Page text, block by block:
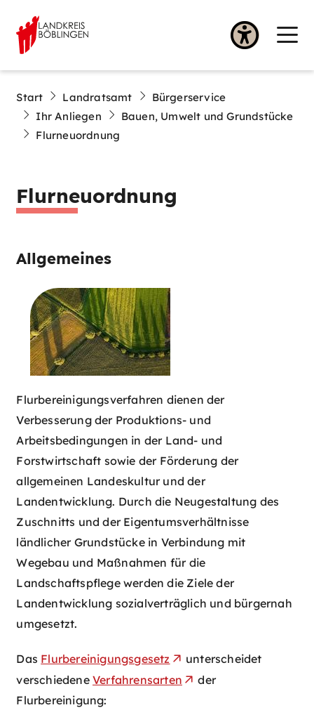
Start Landratsamt
Bürgerservice
Ihr Anliegen
Bauen, Umwelt und Grundstücke
Flurneuordnung
Flurneuordnung
Allgemeines
Flurbereinigungsverfahren dienen der
Verbesserung der Produktions- und
Arbeitsbedingungen in der Land- und
Forstwirtschaft sowie der Förderung der
allgemeinen Landeskultur und der
Landentwicklung. Durch die Neugestaltung des
Zuschnitts und der Eigentumsverhältnisse
ländlicher Grundstücke in Verbindung mit
Wegebau und Maßnahmen für die
Landschaftspflege werden die Ziele der
Landentwicklung sozialverträglich und bürgernah
umgesetzt.
Das Flurbereinigungsgesetz
unterscheidet
verschiedene Verfahrensarten
der
Flurbereinigung: